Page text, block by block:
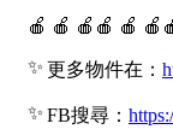
格局